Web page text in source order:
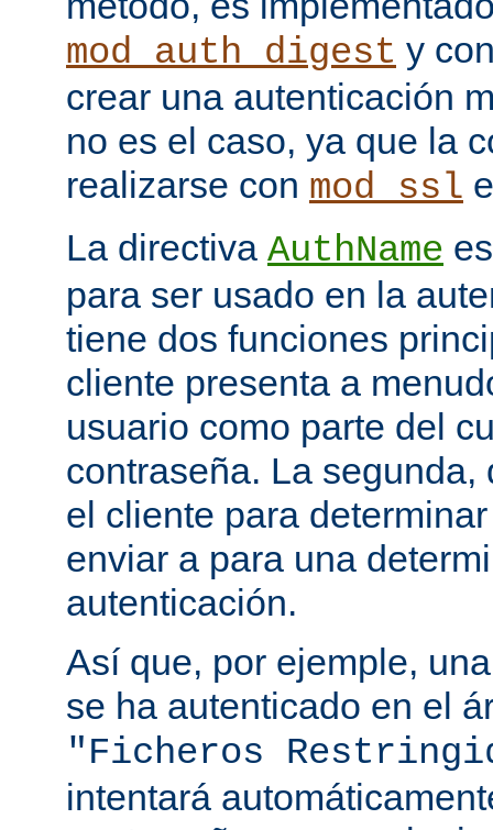
mod_auth_digest y
crear una autenticación
no es el caso, ya que la
realizarse con mod_ssl
La directiva AuthName
para ser usado en la
tiene dos funciones
cliente presenta a
usuario como parte del
contraseña. La
el cliente para
enviar a para una
autenticación.
Así que, por ejemple,
se ha autenticado en el
"Ficheros
intentará